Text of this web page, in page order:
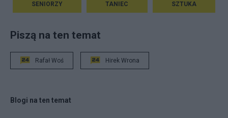
SENIORZY TANIEC SZTUKA
Piszą na ten temat
Rafał Woś Hirek Wrona
Blogi na ten temat